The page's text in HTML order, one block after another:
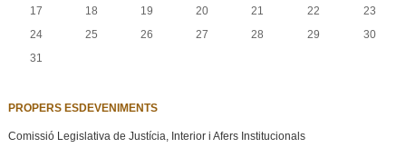
17
18 19 20 21 22
23
24
25 26 27 28 29
30
31
PROPERS ESDEVENIMENTS
Comissió Legislativa de Justícia, Interior i Afers Institucionals